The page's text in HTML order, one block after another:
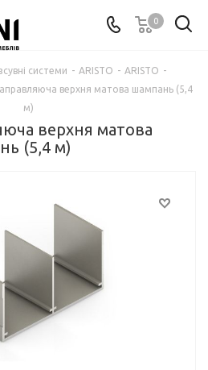
0
системи - ARISTO - ARISTO -
верхня матова шампань (5,4
м)
верхня матова
(5,4 м)